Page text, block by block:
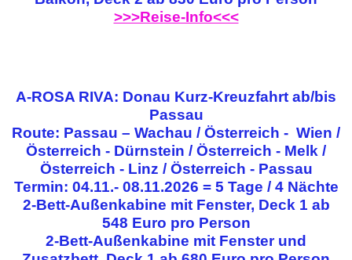
>>>Reise-Info<<<
A-ROSA RIVA: Donau Kurz-Kreuzfahrt ab/bis
Passau
Route: Passau – Wachau / Österreich - Wien /
Österreich - Dürnstein / Österreich - Melk /
Österreich - Linz / Österreich - Passau
Termin: 04.11.- 08.11.2026 = 5 Tage / 4 Nächte
2-Bett-Außenkabine mit Fenster, Deck 1 ab
548 Euro pro Person
2-Bett-Außenkabine mit Fenster und